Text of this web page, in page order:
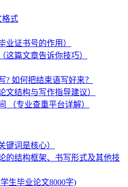
格式
业证书号的作用）
这篇文章告诉你技巧）
? 如何把结束语写好来？
文结构与写作指导建议）
（专业查重平台详解）
键词是核心）
的结构框架、书写形式及其他技
生毕业论文8000字)